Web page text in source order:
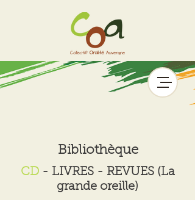
Bibliothèque
CD- LIVRES - REVUES (La
grande oreille)